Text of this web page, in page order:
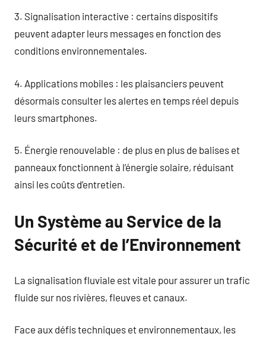
3. Signalisation interactive : certains dispositifs
peuvent adapter leurs messages en fonction des
conditions environnementales.
4. Applications mobiles : les plaisanciers peuvent
désormais consulter les alertes en temps réel depuis
leurs smartphones.
5. Énergie renouvelable : de plus en plus de balises et
panneaux fonctionnent à l’énergie solaire, réduisant
ainsi les coûts d’entretien.
Un Système au Service de la
Sécurité et de l’Environnement
La signalisation fluviale est vitale pour assurer un trafic
fluide sur nos rivières, fleuves et canaux.
Face aux défis techniques et environnementaux, les